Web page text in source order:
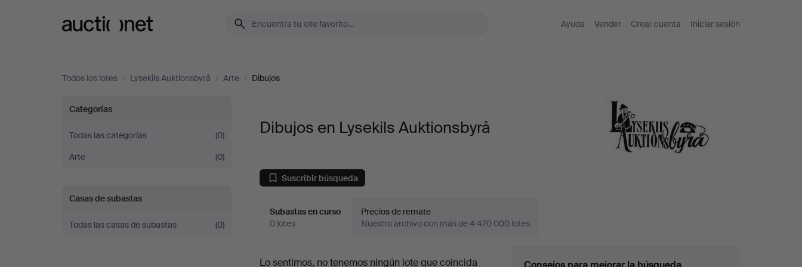
Ayuda Vender Crear cuenta Iniciar sesión
Todos los lotes / Lysekils Auktionsbyrå / Arte / Dibujos
Dibujos
en
Lysekils
Auktionsbyrå
Categorías
Todas las categorías
(0)
Arte
(0)
Casas de subastas
Todas las casas de subastas (0)
Dibujos en Lysekils Auktionsbyrå
Suscribir búsqueda
Subastas en curso
0 lotes
Precios de remate
Nuestro archivo con más de 4 470 000 lotes
Subastas
Lo sentimos, no tenemos ningún lote que coincida